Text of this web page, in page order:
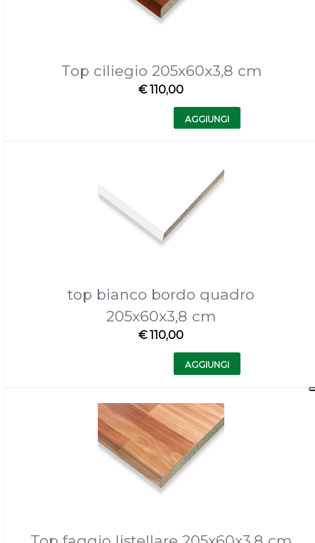
Top ciliegio 205x60x3,8 cm
€ 110,00
Quantità
AGGIUNGI
top bianco bordo quadro
205x60x3,8 cm
€ 110,00
Quantità
AGGIUNGI